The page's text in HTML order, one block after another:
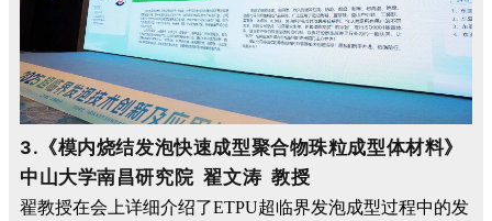
3. 《模内烧结发泡快速成型聚合物珠粒成型体材料》
中山大学南昌研究院 翟文涛 教授
翟教授在会上详细介绍了ETPU超临界发泡成型过程中的发